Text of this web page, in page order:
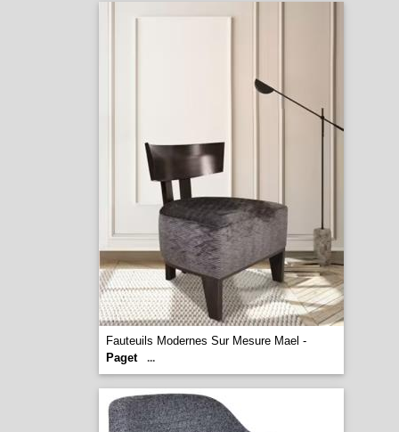
Fauteuils Modernes Sur Mesure Mael -
Paget
...